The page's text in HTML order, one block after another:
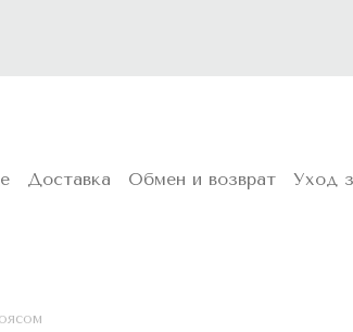
Доставка Обмен и возврат Уход